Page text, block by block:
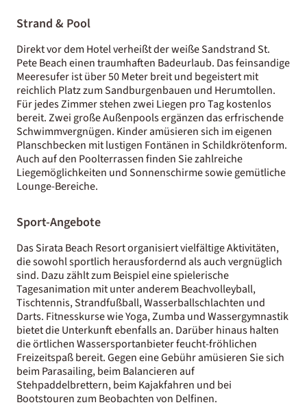
Strand & Pool
Direkt vor dem Hotel verheißt der weiße Sandstrand St.
Pete Beach einen traumhaften Badeurlaub. Das feinsandige
Meeresufer ist über 50 Meter breit und begeistert mit
reichlich Platz zum Sandburgenbauen und Herumtollen.
Für jedes Zimmer stehen zwei Liegen pro Tag kostenlos
bereit. Zwei große Außenpools ergänzen das erfrischende
Schwimmvergnügen. Kinder amüsieren sich im eigenen
Planschbecken mit lustigen Fontänen in Schildkrötenform.
Auch auf den Poolterrassen finden Sie zahlreiche
Liegemöglichkeiten und Sonnenschirme sowie gemütliche
Lounge-Bereiche.
Sport-Angebote
Das Sirata Beach Resort organisiert vielfältige Aktivitäten,
die sowohl sportlich herausfordernd als auch vergnüglich
sind. Dazu zählt zum Beispiel eine spielerische
Tagesanimation mit unter anderem Beachvolleyball,
Tischtennis, Strandfußball, Wasserballschlachten und
Darts. Fitnesskurse wie Yoga, Zumba und Wassergymnastik
bietet die Unterkunft ebenfalls an. Darüber hinaus halten
die örtlichen Wassersportanbieter feucht-fröhlichen
Freizeitspaß bereit. Gegen eine Gebühr amüsieren Sie sich
beim Parasailing, beim Balancieren auf
Stehpaddelbrettern, beim Kajakfahren und bei
Bootstouren zum Beobachten von Delfinen.